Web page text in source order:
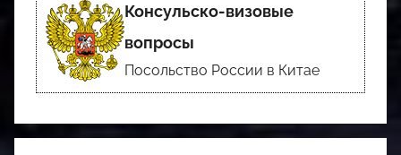
Консульско-визовые
вопросы
Посольство России в Китае